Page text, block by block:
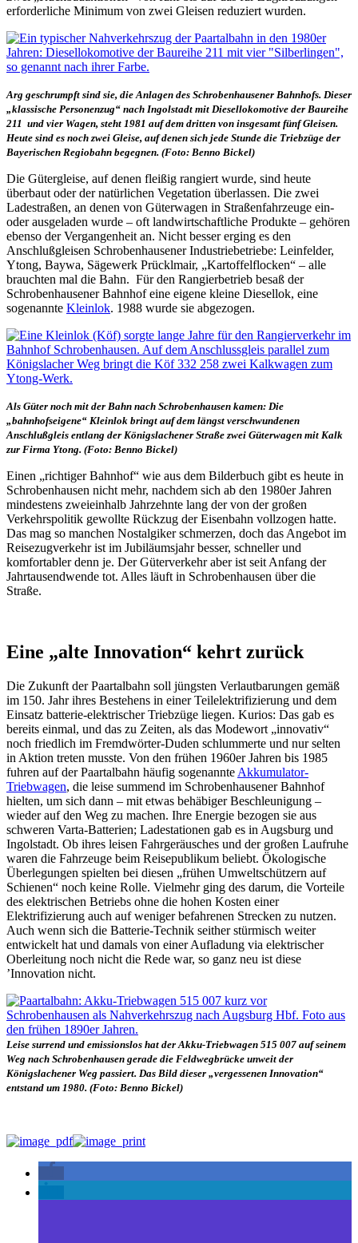
erforderliche Minimum von zwei Gleisen reduziert wurden.
Arg geschrumpft sind sie, die Anlagen des Schrobenhausener Bahnhofs. Dieser
„klassische Personenzug“ nach Ingolstadt mit Diesellokomotive der Baureihe
211 und vier Wagen, steht 1981 auf dem dritten von insgesamt fünf Gleisen.
Heute sind es noch zwei Gleise, auf denen sich jede Stunde die Triebzüge der
Bayerischen Regiobahn begegnen. (Foto: Benno Bickel)
Die Gütergleise, auf denen fleißig rangiert wurde, sind heute
überbaut oder der natürlichen Vegetation überlassen. Die zwei
Ladestraßen, an denen von Güterwagen in Straßenfahrzeuge ein-
oder ausgeladen wurde – oft landwirtschaftliche Produkte – gehören
ebenso der Vergangenheit an. Nicht besser erging es den
Anschlußgleisen Schrobenhausener Industriebetriebe: Leinfelder,
Ytong, Baywa, Sägewerk Prücklmair, „Kartoffelflocken“ – alle
brauchten mal die Bahn. Für den Rangierbetrieb besaß der
Schrobenhausener Bahnhof eine eigene kleine Diesellok, eine
sogenannte Kleinlok. 1988 wurde sie abgezogen.
Als Güter noch mit der Bahn nach Schrobenhausen kamen: Die
„bahnhofseigene“ Kleinlok bringt auf dem längst verschwundenen
Anschlußgleis entlang der Königslachener Straße zwei Güterwagen mit Kalk
zur Firma Ytong. (Foto: Benno Bickel)
Einen „richtiger Bahnhof“ wie aus dem Bilderbuch gibt es heute in
Schrobenhausen nicht mehr, nachdem sich ab den 1980er Jahren
mindestens zweieinhalb Jahrzehnte lang der von der großen
Verkehrspolitik gewollte Rückzug der Eisenbahn vollzogen hatte.
Das mag so manchen Nostalgiker schmerzen, doch das Angebot im
Reisezugverkehr ist im Jubiläumsjahr besser, schneller und
komfortabler denn je. Der Güterverkehr aber ist seit Anfang der
Jahrtausendwende tot. Alles läuft in Schrobenhausen über die
Straße.
Eine „alte Innovation“ kehrt zurück
Die Zukunft der Paartalbahn soll jüngsten Verlautbarungen gemäß
im 150. Jahr ihres Bestehens in einer Teilelektrifizierung und dem
Einsatz batterie-elektrischer Triebzüge liegen. Kurios: Das gab es
bereits einmal, und das zu Zeiten, als das Modewort „innovativ“
noch friedlich im Fremdwörter-Duden schlummerte und nur selten
in Aktion treten musste. Von den frühen 1960er Jahren bis 1985
fuhren auf der Paartalbahn häufig sogenannte Akkumulator-
Triebwagen, die leise summend im Schrobenhausener Bahnhof
hielten, um sich dann – mit etwas behäbiger Beschleunigung –
wieder auf den Weg zu machen. Ihre Energie bezogen sie aus
schweren Varta-Batterien; Ladestationen gab es in Augsburg und
Ingolstadt. Ob ihres leisen Fahrgeräusches und der großen Laufruhe
waren die Fahrzeuge beim Reisepublikum beliebt. Ökologische
Überlegungen spielten bei diesen „frühen Umweltschützern auf
Schienen“ noch keine Rolle. Vielmehr ging des darum, die Vorteile
des elektrischen Betriebs ohne die hohen Kosten einer
Elektrifizierung auch auf weniger befahrenen Strecken zu nutzen.
Auch wenn sich die Batterie-Technik seither stürmisch weiter
entwickelt hat und damals von einer Aufladung via elektrischer
Oberleitung noch nicht die Rede war, so ganz neu ist diese
’Innovation nicht.
Leise surrend und emissionslos hat der Akku-Triebwagen 515 007 auf seinem
Weg nach Schrobenhausen gerade die Feldwegbrücke unweit der
Königslachener Weg passiert. Das Bild dieser „vergessenen Innovation“
entstand um 1980. (Foto: Benno Bickel)